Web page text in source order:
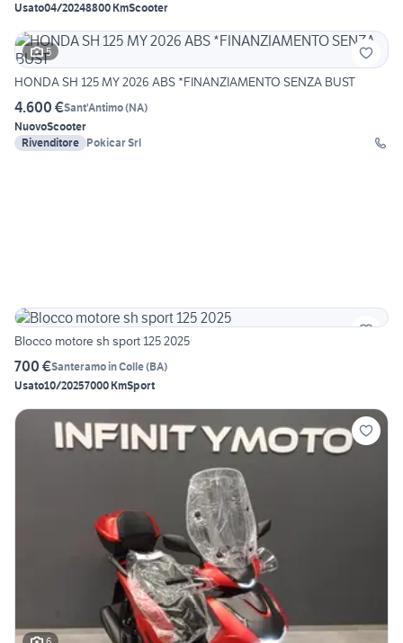
Usato04/20248800 KmScooter
5
HONDA SH 125 MY 2026 ABS *FINANZIAMENTO SENZA BUST
4.600 €Sant'Antimo(NA)
NuovoScooter
Rivenditore Pokicar Srl
Blocco motore sh sport 125 2025
700 €Santeramo in Colle(BA)
Usato10/20257000 KmSport